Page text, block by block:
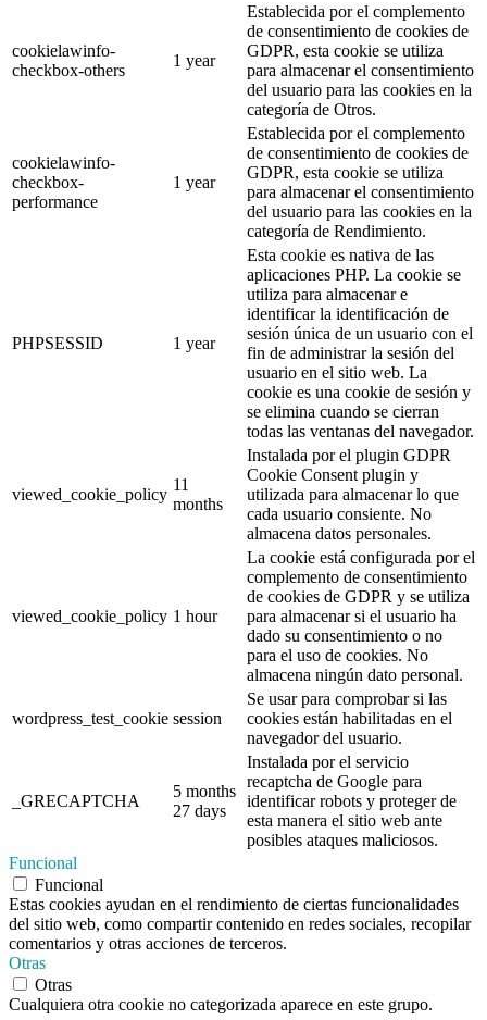
cookielawinfo-
checkbox-others
1 year
Establecida por el complemento
de consentimiento de cookies de
GDPR, esta cookie se utiliza
para almacenar el consentimiento
del usuario para las cookies en la
categoría de Otros.
cookielawinfo-
checkbox-
performance
1 year
Establecida por el complemento
de consentimiento de cookies de
GDPR, esta cookie se utiliza
para almacenar el consentimiento
del usuario para las cookies en la
categoría de Rendimiento.
PHPSESSID 1 year
Esta cookie es nativa de las
aplicaciones PHP. La cookie se
utiliza para almacenar e
identificar la identificación de
sesión única de un usuario con el
fin de administrar la sesión del
usuario en el sitio web. La
cookie es una cookie de sesión y
se elimina cuando se cierran
todas las ventanas del navegador.
viewed_cookie_policy
11
months
Instalada por el plugin GDPR
Cookie Consent plugin y
utilizada para almacenar lo que
cada usuario consiente. No
almacena datos personales.
viewed_cookie_policy 1 hour
La cookie está configurada por el
complemento de consentimiento
de cookies de GDPR y se utiliza
para almacenar si el usuario ha
dado su consentimiento o no
para el uso de cookies. No
almacena ningún dato personal.
wordpress_test_cookie session
Se usar para comprobar si las
cookies están habilitadas en el
navegador del usuario.
_GRECAPTCHA
5 months
27 days
Instalada por el servicio
recaptcha de Google para
identificar robots y proteger de
esta manera el sitio web ante
posibles ataques maliciosos.
Funcional
Funcional
Estas cookies ayudan en el rendimiento de ciertas funcionalidades
del sitio web, como compartir contenido en redes sociales, recopilar
comentarios y otras acciones de terceros.
Otras
Otras
Cualquiera otra cookie no categorizada aparece en este grupo.